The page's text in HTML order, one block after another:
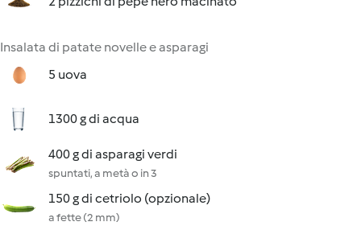
Insalata di patate novelle e asparagi
5 uova
1300 g di acqua
400 g di asparagi verdi
spuntati, a metà o in 3
150 g di cetriolo (opzionale)
a fette (2 mm)